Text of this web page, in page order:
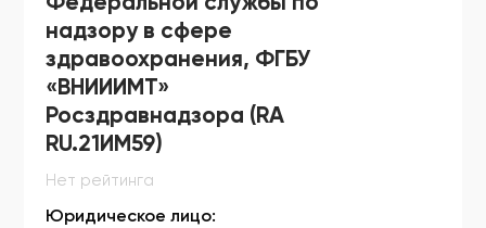
ФСЗ 2007/00612
ФСЗ 2007/00637
ФСЗ 2007/00655
ФСЗ 2007/00683
надзору в сфере
здравоохранения, ФГБУ
«ВНИИИМТ»
Росздравнадзора (RA
RU.21ИМ59)
Нет рейтинга
Юридическое лицо: